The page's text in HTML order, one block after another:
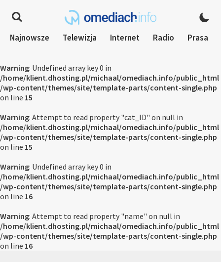
Najnowsze Telewizja Internet Radio Prasa
Warning: Undefined array key 0 in
/home/klient.dhosting.pl/michaal/omediach.info/public_html
/wp-content/themes/site/template-parts/content-single.php
on line 15
Warning: Attempt to read property "cat_ID" on null in
/home/klient.dhosting.pl/michaal/omediach.info/public_html
/wp-content/themes/site/template-parts/content-single.php
on line 15
Warning: Undefined array key 0 in
/home/klient.dhosting.pl/michaal/omediach.info/public_html
/wp-content/themes/site/template-parts/content-single.php
on line 16
Warning: Attempt to read property "name" on null in
/home/klient.dhosting.pl/michaal/omediach.info/public_html
/wp-content/themes/site/template-parts/content-single.php
on line 16